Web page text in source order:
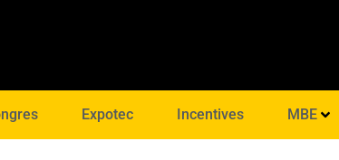
Expotec Incentives MBE